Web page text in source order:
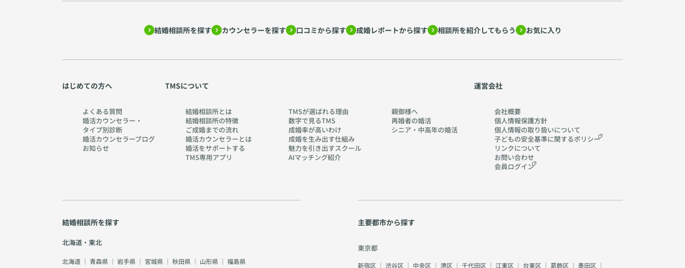
結婚相談所を探す カウンセラーを探す 口コミから探す 成婚レポートから探す 相談所を紹介してもらう お気に入り
はじめての方へ
よくある質問
婚活カウンセラー・
タイプ別診断
婚活カウンセラーブログ
お知らせ
TMSについて
結婚相談所とは
結婚相談所の特徴
ご成婚までの流れ
婚活カウンセラーとは
婚活をサポートする
TMS専用アプリ
TMSが選ばれる理由
数字で見るTMS
成婚率が高いわけ
成婚を生み出す仕組み
魅力を引き出すスクール
AIマッチング紹介
親御様へ
再婚者の婚活
シニア・中高年の婚活
運営会社
会社概要
個人情報保護方針
個人情報の取り扱いについて
子どもの安全基準に関するポリシー
リンクについて
お問い合わせ
会員ログイン
結婚相談所を探す
北海道・東北
北海道 ｜ 青森県 ｜ 岩手県 ｜ 宮城県 ｜ 秋田県 ｜ 山形県 ｜ 福島県
主要都市から探す
東京都
新宿区 ｜ 渋谷区 ｜ 中央区 ｜ 港区 ｜ 千代田区 ｜ 江東区 ｜ 台東区 ｜ 葛飾区 ｜ 墨田区 ｜